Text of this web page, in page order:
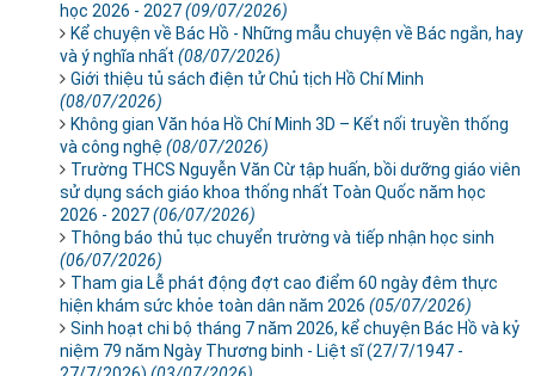
học 2026 - 2027(09/07/2026)
Kể chuyện về Bác Hồ - Những mẫu chuyện về Bác ngắn, hay
và ý nghĩa nhất (08/07/2026)
Giới thiệu tủ sách điện tử Chủ tịch Hồ Chí Minh
(08/07/2026)
Không gian Văn hóa Hồ Chí Minh 3D – Kết nối truyền thống
và công nghệ (08/07/2026)
Trường THCS Nguyễn Văn Cừ tập huấn, bồi dưỡng giáo viên
sử dụng sách giáo khoa thống nhất Toàn Quốc năm học
2026 - 2027(06/07/2026)
Thông báo thủ tục chuyển trường và tiếp nhận học sinh
(06/07/2026)
Tham gia Lễ phát động đợt cao điểm 60 ngày đêm thực
hiện khám sức khỏe toàn dân năm 2026 (05/07/2026)
Sinh hoạt chi bộ tháng 7 năm 2026, kể chuyện Bác Hồ và kỷ
niệm 79 năm Ngày Thương binh - Liệt sĩ (27/7/1947 -